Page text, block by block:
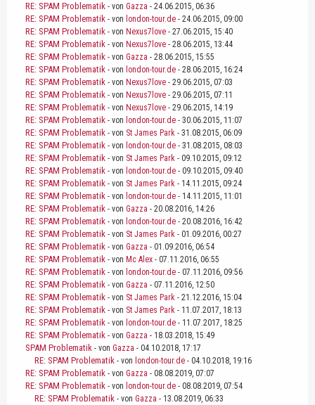
RE: SPAM Problematik - von Gazza - 24.06.2015, 06:36
RE: SPAM Problematik - von london-tour.de - 24.06.2015, 09:00
RE: SPAM Problematik - von Nexus7love - 27.06.2015, 15:40
RE: SPAM Problematik - von Nexus7love - 28.06.2015, 13:44
RE: SPAM Problematik - von Gazza - 28.06.2015, 15:55
RE: SPAM Problematik - von london-tour.de - 28.06.2015, 16:24
RE: SPAM Problematik - von Nexus7love - 29.06.2015, 07:03
RE: SPAM Problematik - von Nexus7love - 29.06.2015, 07:11
RE: SPAM Problematik - von Nexus7love - 29.06.2015, 14:19
RE: SPAM Problematik - von london-tour.de - 30.06.2015, 11:07
RE: SPAM Problematik - von St James Park - 31.08.2015, 06:09
RE: SPAM Problematik - von london-tour.de - 31.08.2015, 08:03
RE: SPAM Problematik - von St James Park - 09.10.2015, 09:12
RE: SPAM Problematik - von london-tour.de - 09.10.2015, 09:40
RE: SPAM Problematik - von St James Park - 14.11.2015, 09:24
RE: SPAM Problematik - von london-tour.de - 14.11.2015, 11:01
RE: SPAM Problematik - von Gazza - 20.08.2016, 14:26
RE: SPAM Problematik - von london-tour.de - 20.08.2016, 16:42
RE: SPAM Problematik - von St James Park - 01.09.2016, 00:27
RE: SPAM Problematik - von Gazza - 01.09.2016, 06:54
RE: SPAM Problematik - von Mc Alex - 07.11.2016, 06:55
RE: SPAM Problematik - von london-tour.de - 07.11.2016, 09:56
RE: SPAM Problematik - von Gazza - 07.11.2016, 12:50
RE: SPAM Problematik - von St James Park - 21.12.2016, 15:04
RE: SPAM Problematik - von St James Park - 11.07.2017, 18:13
RE: SPAM Problematik - von london-tour.de - 11.07.2017, 18:25
RE: SPAM Problematik - von Gazza - 18.03.2018, 15:49
SPAM Problematik - von Gazza - 04.10.2018, 17:17
RE: SPAM Problematik - von london-tour.de - 04.10.2018, 19:16
RE: SPAM Problematik - von Gazza - 08.08.2019, 07:07
RE: SPAM Problematik - von london-tour.de - 08.08.2019, 07:54
RE: SPAM Problematik - von Gazza - 13.08.2019, 06:33